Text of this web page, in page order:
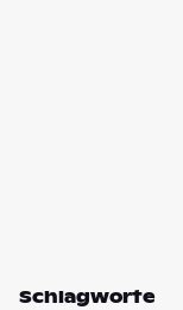
Schlagworte